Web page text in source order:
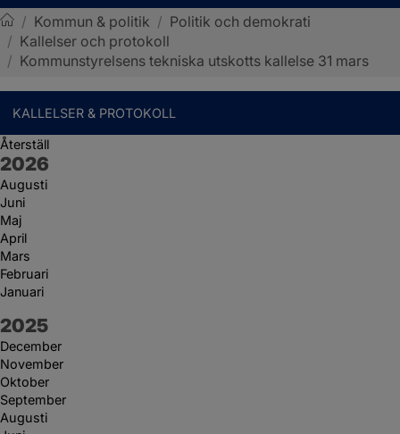
Sotenäs kommun
/ Kommun & politik / Politik och demokrati
/ Kallelser och protokoll
/ Kommunstyrelsens tekniska utskotts kallelse 31 mars
KALLELSER & PROTOKOLL
Återställ
År:
2026
Augusti
Juni
Maj
April
Mars
Februari
Januari
År:
2025
December
November
Oktober
September
Augusti